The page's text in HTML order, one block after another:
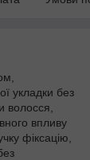
укладки без
волосся,
впливу
фіксацію,